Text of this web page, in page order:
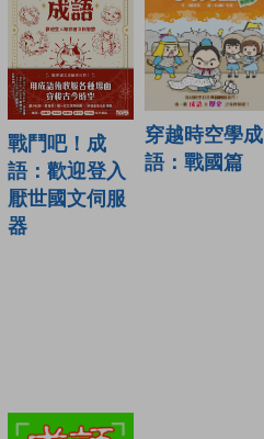
戰鬥吧！成
語：歡迎登入
厭世國文伺服
器
穿越時空學成
語：戰國篇